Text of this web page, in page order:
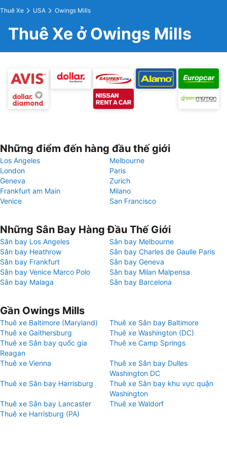
Thuê Xe USA Owings Mills
Thuê Xe ở Owings Mills
Những điểm đến hàng đầu thế giới
Los Angeles
Melbourne
London
Paris
Geneva
Zurich
Frankfurt am Main
Milano
Venice
San Francisco
Những Sân Bay Hàng Đầu Thế Giới
Sân bay Los Angeles
Sân bay Melbourne
Sân bay Heathrow
Sân bay Charles de Gaulle Paris
Sân bay Frankfurt
Sân bay Geneva
Sân bay Venice Marco Polo
Sân bay Milan Malpensa
Sân bay Malaga
Sân bay Barcelona
Gần Owings Mills
Thuê xe Baltimore (Maryland)
Thuê xe Sân bay Baltimore
Thuê xe Gaithersburg
Thuê xe Washington (DC)
Thuê xe Sân bay quốc gia
Reagan
Thuê xe Camp Springs
Thuê xe Vienna
Thuê xe Sân bay Dulles
Washington DC
Thuê xe Sân bay Harrisburg
Thuê xe Sân bay khu vực quận
Washington
Thuê xe Sân bay Lancaster
Thuê xe Waldorf
Thuê xe Harrisburg (PA)